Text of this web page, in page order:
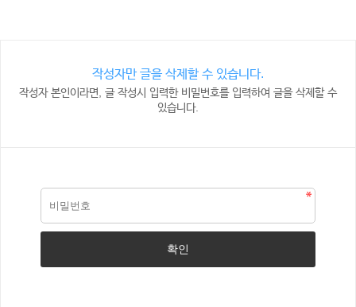
작성자만 글을 삭제할 수 있습니다.
작성자 본인이라면, 글 작성시 입력한 비밀번호를 입력하여 글을 삭제할 수
있습니다.